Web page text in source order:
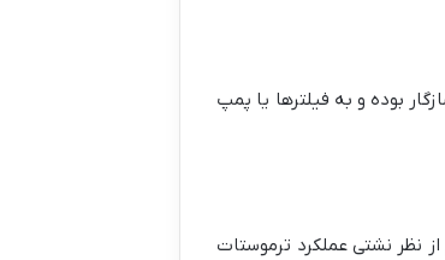
بوده و به فیلترها یا پمپ
نظر نشتی عملکرد ترموستات